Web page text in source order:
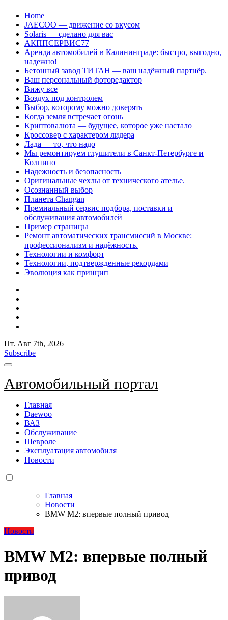
Перейти
содержанию
Home
JAECOO — движение со вкусом
Solaris — сделано для вас
АКППСЕРВИС77
Аренда автомобилей в Калининграде: быстро, выгодно,
надежно!
Бетонный завод ТИТАН — ваш надёжный партнёр.
Ваш персональный фоторедактор
Вижу все
Воздух под контролем
Выбор, которому можно доверять
Когда земля встречает огонь
Криптовалюта — будущее, которое уже настало
Кроссовер с характером лидера
Лада — то, что надо
Мы ремонтируем глушители в Санкт-Петербурге и
Колпино
Надежность и безопасность
Оригинальные чехлы от технического ателье.
Осознанный выбор
Планета Changan
Премиальный сервис подбора, поставки и
обслуживания автомобилей
Пример страницы
Ремонт автоматических трансмиссий в Москве:
профессионализм и надёжность.
Технологии и комфорт
Технологии, подтвержденные рекордами
Эволюция как принцип
Пт. Авг 7th, 2026
Subscribe
Автомобильный портал
Главная
Daewoo
ВАЗ
Обслуживание
Шевроле
Эксплуатация автомобиля
Новости
Главная
Новости
BMW M2: впервые полный привод
Новости
BMW M2: впервые полный
привод